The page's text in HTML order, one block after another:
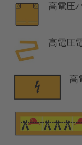
高電圧
高電圧
高